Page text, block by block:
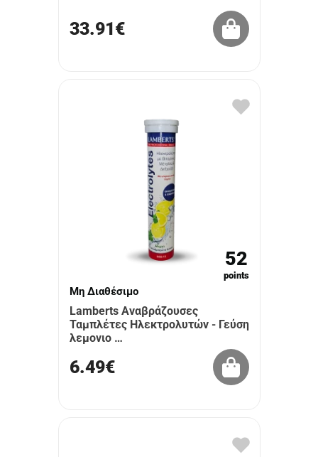
33.91€
52
points
Μη Διαθέσιμο
Lamberts Αναβράζουσες
Ταμπλέτες Ηλεκτρολυτών - Γεύση
λεμονιο …
6.49€